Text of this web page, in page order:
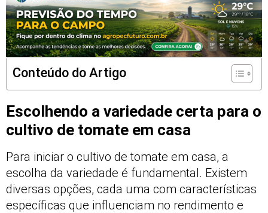
Conteúdo do Artigo
Escolhendo a variedade certa para o
cultivo de tomate em casa
Para iniciar o cultivo de tomate em casa, a
escolha da variedade é fundamental. Existem
diversas opções, cada uma com características
específicas que influenciam no rendimento e